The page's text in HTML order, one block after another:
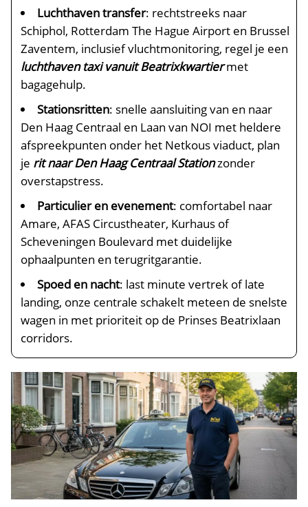
Luchthaven transfer: rechtstreeks naar
Schiphol, Rotterdam The Hague Airport en Brussel
Zaventem, inclusief vluchtmonitoring, regel je een
luchthaven taxi vanuit Beatrixkwartiermet
bagagehulp.
Stationsritten: snelle aansluiting van en naar
Den Haag Centraal en Laan van NOI met heldere
afspreekpunten onder het Netkous viaduct, plan
je rit naar Den Haag Centraal Stationzonder
overstapstress.
Particulier en evenement: comfortabel naar
Amare, AFAS Circustheater, Kurhaus of
Scheveningen Boulevard met duidelijke
ophaalpunten en terugritgarantie.
Spoed en nacht: last minute vertrek of late
landing, onze centrale schakelt meteen de snelste
wagen in met prioriteit op de Prinses Beatrixlaan
corridors.